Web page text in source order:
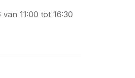
11:00 tot 16:30